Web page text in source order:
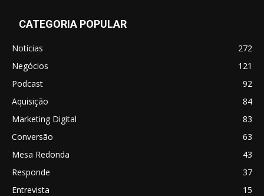
CATEGORIA POPULAR
Notícias
272
Negócios
121
Podcast
92
Aquisição
84
Marketing Digital
83
Conversão
63
Mesa Redonda
43
Responde
37
Entrevista
15